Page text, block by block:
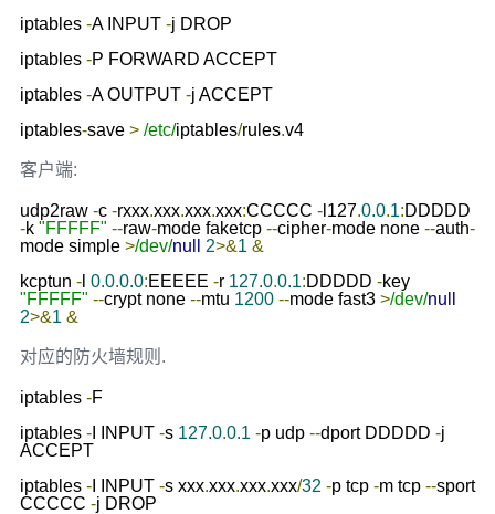
iptables -A INPUT -j DROP
iptables -P FORWARD ACCEPT
iptables -A OUTPUT -j ACCEPT
iptables-save > /etc/iptables/rules.v4
客户端:
udp2raw -c -rxxx.xxx.xxx.xxx:CCCCC -l127.0.0.1:
-k "FFFFF" --raw-mode faketcp --cipher-mode none --auth-
mode simple >/dev/null 2>&1 &
kcptun -l 0.0.0.0:EEEEE -r 127.0.0.1:DDDDD -
key
"FFFFF" --crypt none --mtu 1200 --mode fast3 >/dev/null
2>&1 &
对应的防火墙规则.
iptables -F
iptables -I INPUT -s 127.0.0.1 -p udp --dport DDDDD -j
ACCEPT
iptables -I INPUT -s xxx.xxx.xxx.xxx/32 -p tcp -m tcp --sport
CCCCC -j DROP